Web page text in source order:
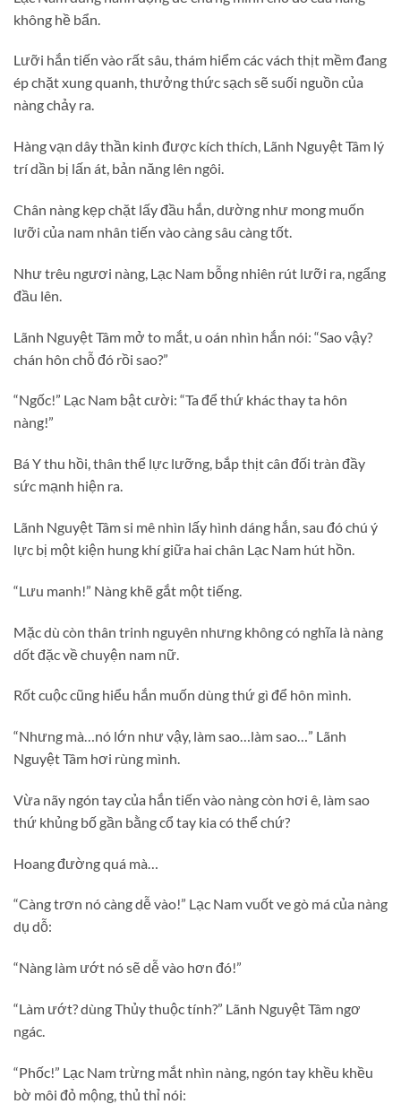
không hề bẩn.
Lưỡi hắn tiến vào rất sâu, thám hiểm các vách thịt mềm đang
ép chặt xung quanh, thưởng thức sạch sẽ suối nguồn của
nàng chảy ra.
Hàng vạn dây thần kinh được kích thích, Lãnh Nguyệt Tâm lý
trí dần bị lấn át, bản năng lên ngôi.
Chân nàng kẹp chặt lấy đầu hắn, dường như mong muốn
lưỡi của nam nhân tiến vào càng sâu càng tốt.
Như trêu ngươi nàng, Lạc Nam bỗng nhiên rút lưỡi ra, ngẩng
đầu lên.
Lãnh Nguyệt Tâm mở to mắt, u oán nhìn hắn nói: “Sao vậy?
chán hôn chỗ đó rồi sao?”
“Ngốc!” Lạc Nam bật cười: “Ta để thứ khác thay ta hôn
nàng!”
Bá Y thu hồi, thân thể lực lưỡng, bắp thịt cân đối tràn đầy
sức mạnh hiện ra.
Lãnh Nguyệt Tâm si mê nhìn lấy hình dáng hắn, sau đó chú ý
lực bị một kiện hung khí giữa hai chân Lạc Nam hút hồn.
“Lưu manh!” Nàng khẽ gắt một tiếng.
Mặc dù còn thân trinh nguyên nhưng không có nghĩa là nàng
dốt đặc về chuyện nam nữ.
Rốt cuộc cũng hiểu hắn muốn dùng thứ gì để hôn mình.
“Nhưng mà…nó lớn như vậy, làm sao…làm sao…” Lãnh
Nguyệt Tâm hơi rùng mình.
Vừa nãy ngón tay của hắn tiến vào nàng còn hơi ê, làm sao
thứ khủng bố gần bằng cổ tay kia có thể chứ?
Hoang đường quá mà…
“Càng trơn nó càng dễ vào!” Lạc Nam vuốt ve gò má của nàng
dụ dỗ:
“Nàng làm ướt nó sẽ dễ vào hơn đó!”
“Làm ướt? dùng Thủy thuộc tính?” Lãnh Nguyệt Tâm ngơ
ngác.
“Phốc!” Lạc Nam trừng mắt nhìn nàng, ngón tay khều khều
bờ môi đỏ mộng, thủ thỉ nói: